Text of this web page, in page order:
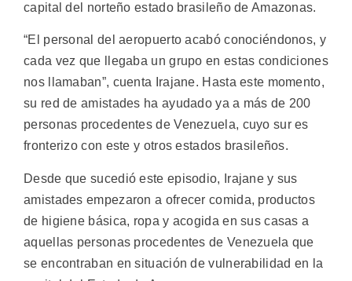
capital del norteño estado brasileño de Amazonas.
“El personal del aeropuerto acabó conociéndonos, y
cada vez que llegaba un grupo en estas condiciones
nos llamaban”, cuenta Irajane. Hasta este momento,
su red de amistades ha ayudado ya a más de 200
personas procedentes de Venezuela, cuyo sur es
fronterizo con este y otros estados brasileños.
Desde que sucedió este episodio, Irajane y sus
amistades empezaron a ofrecer comida, productos
de higiene básica, ropa y acogida en sus casas a
aquellas personas procedentes de Venezuela que
se encontraban en situación de vulnerabilidad en la